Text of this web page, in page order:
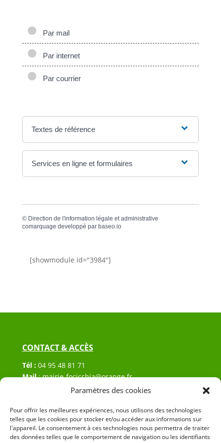
Paramètres des cookies
Pour offrir les meilleures expériences, nous utilisons des technologies
telles que les cookies pour stocker et/ou accéder aux informations sur
l'appareil. Le consentement à ces technologies nous permettra de traiter
des données telles que le comportement de navigation ou les identifiants
Par mail
Par internet
Par courrier
Textes de référence
Services en ligne et formulaires
© Direction de l'information légale et administrative
comarquage developpé par baseo.io
[showmodule id="3984"]
CONTACT & ACCÈS
Tél : 04 95 48 81 71
Mail:mairie-focicchia@orange.fr
Hôtel de ville de Focicchia
20212 Focicchia